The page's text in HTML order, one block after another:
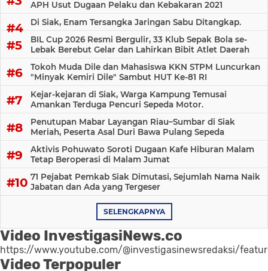
APH Usut Dugaan Pelaku dan Kebakaran 2021
Di Siak, Enam Tersangka Jaringan Sabu Ditangkap.
BIL Cup 2026 Resmi Bergulir, 33 Klub Sepak Bola se-
Lebak Berebut Gelar dan Lahirkan Bibit Atlet Daerah
Tokoh Muda Dile dan Mahasiswa KKN STPM Luncurkan
"Minyak Kemiri Dile" Sambut HUT Ke-81 RI
Kejar-kejaran di Siak, Warga Kampung Temusai
Amankan Terduga Pencuri Sepeda Motor.
Penutupan Mabar Layangan Riau–Sumbar di Siak
Meriah, Peserta Asal Duri Bawa Pulang Sepeda
Aktivis Pohuwato Soroti Dugaan Kafe Hiburan Malam
Tetap Beroperasi di Malam Jumat
71 Pejabat Pemkab Siak Dimutasi, Sejumlah Nama Naik
Jabatan dan Ada yang Tergeser
SELENGKAPNYA
Video InvestigasiNews.co
https://www.youtube.com/@investigasinewsredaksi/
Video Terpopuler